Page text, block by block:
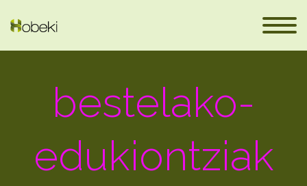
bestelako-
edukiontziak